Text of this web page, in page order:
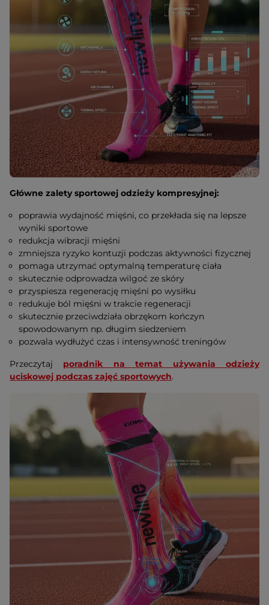
Główne zalety sportowej odzieży kompresyjnej:
poprawia wydajność mięśni, co przekłada się na lepsze
wyniki sportowe
redukcja wibracji mięśni
zmniejsza ryzyko kontuzji podczas aktywności fizycznej
pomaga utrzymać optymalną temperaturę ciała
skutecznie odprowadza wilgoć ze skóry
przyspiesza regenerację mięśni po wysiłku
redukuje ból mięśni w trakcie regeneracji
skutecznie przeciwdziała obrzękom kończyn
spowodowanym np. długim siedzeniem
pozwala wydłużyć czas i intensywność treningów
Przeczytaj poradnik na temat używania odzieży
uciskowej podczas zajęć sportowych.